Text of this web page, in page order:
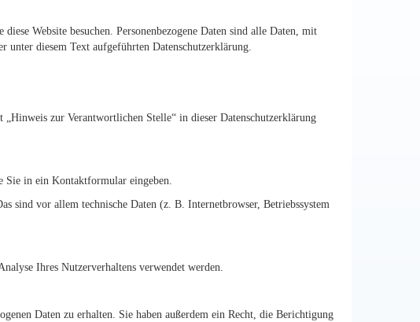
Website besuchen. Personenbezogene Daten sind alle Daten, mit
unter diesem Text aufgeführten Datenschutzerklärung.
zur Verantwortlichen Stelle“ in dieser Datenschutzerklärung
Sie in ein Kontaktformular eingeben.
sind vor allem technische Daten (z. B. Internetbrowser, Betriebssystem
Ihres Nutzerverhaltens verwendet werden.
Daten zu erhalten. Sie haben außerdem ein Recht, die Berichtigung